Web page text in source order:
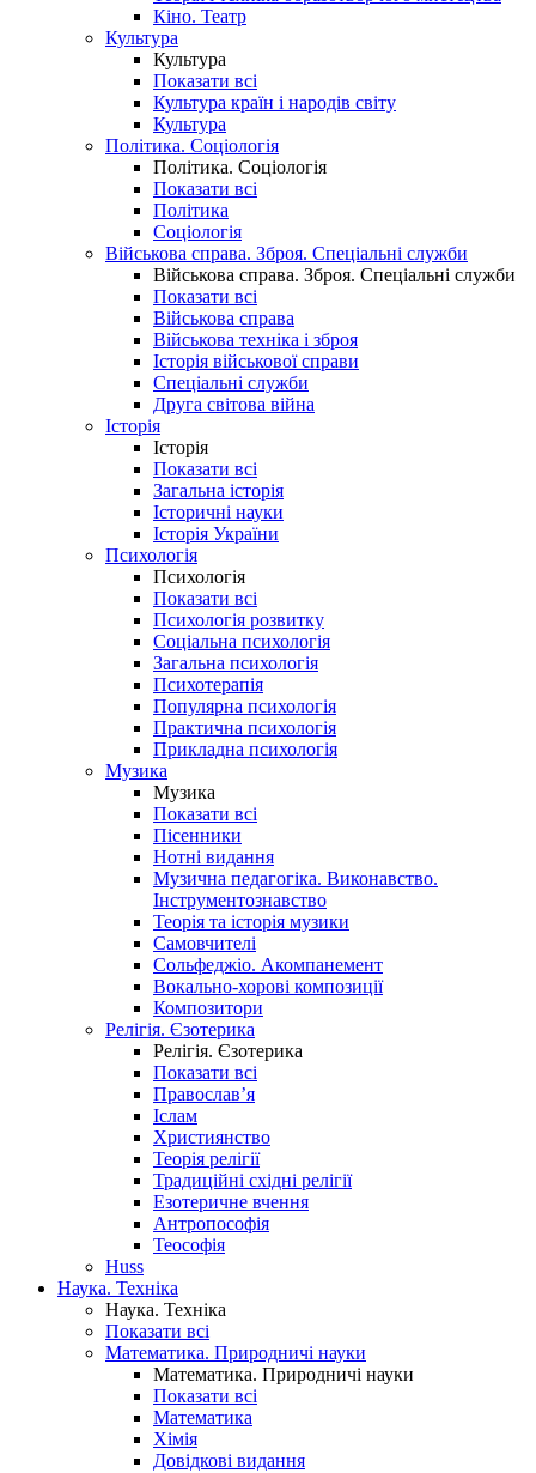
Кіно. Театр
Культура
Культура
Показати всі
Культура країн і народів світу
Культура
Політика. Соціологія
Політика. Соціологія
Показати всі
Політика
Соціологія
Військова справа. Зброя. Спеціальні служби
Військова справа. Зброя. Спеціальні служби
Показати всі
Військова справа
Військова техніка і зброя
Історія військової справи
Спеціальні служби
Друга світова війна
Історія
Історія
Показати всі
Загальна історія
Історичні науки
Історія України
Психологія
Психологія
Показати всі
Психологія розвитку
Соціальна психологія
Загальна психологія
Психотерапія
Популярна психологія
Практична психологія
Прикладна психологія
Музика
Музика
Показати всі
Пісенники
Нотні видання
Музична педагогіка. Виконавство.
Інструментознавство
Теорія та історія музики
Самовчителі
Сольфеджіо. Акомпанемент
Вокально-хорові композиції
Композитори
Релігія. Єзотерика
Релігія. Єзотерика
Показати всі
Православ’я
Іслам
Християнство
Теорія релігії
Традиційні східні релігії
Езотеричне вчення
Антропософія
Теософія
Huss
Наука. Техніка
Наука. Техніка
Показати всі
Математика. Природничі науки
Математика. Природничі науки
Показати всі
Математика
Хімія
Довідкові видання